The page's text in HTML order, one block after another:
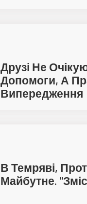
Друзі Не
Допомоги, А
Випередження
В Темряві,
Майбутне.